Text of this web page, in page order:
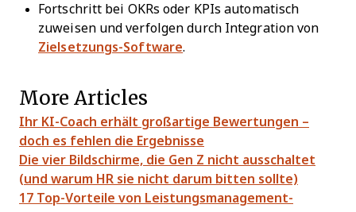
Fortschritt bei OKRs oder KPIs automatisch
zuweisen und verfolgen durch Integration von
Zielsetzungs-Software.
More Articles
Ihr KI-Coach erhält großartige Bewertungen –
doch es fehlen die Ergebnisse
Die vier Bildschirme, die Gen Z nicht ausschaltet
(und warum HR sie nicht darum bitten sollte)
17 Top-Vorteile von Leistungsmanagement-